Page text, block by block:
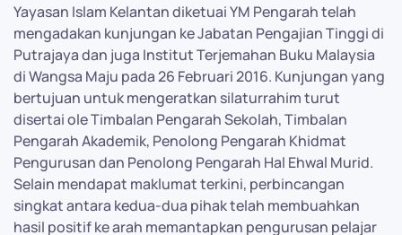
Yayasan Islam Kelantan diketuai YM Pengarah telah
mengadakan kunjungan ke Jabatan Pengajian Tinggi di
Putrajaya dan juga Institut Terjemahan Buku Malaysia
di Wangsa Maju pada 26 Februari 2016. Kunjungan yang
bertujuan untuk mengeratkan silaturrahim turut
disertai ole Timbalan Pengarah Sekolah, Timbalan
Pengarah Akademik, Penolong Pengarah Khidmat
Pengurusan dan Penolong Pengarah Hal Ehwal Murid.
Selain mendapat maklumat terkini, perbincangan
singkat antara kedua-dua pihak telah membuahkan
hasil positif ke arah memantapkan pengurusan pelajar